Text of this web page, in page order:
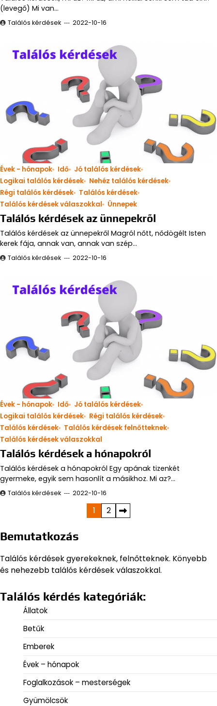
(levegő) Mi van…
Találós kérdések 2022-10-16
Évek - hónapok Idő
Jó találós kérdések
Logikai találós kérdések
Nehéz találós kérdések
Régi találós kérdések
Találós kérdések
Találós kérdések válaszokkal
Ünnepek
Találós kérdések az ünnepekről
Találós kérdések az ünnepekről Magról nőtt, nődögélt Isten
kerek fája, annak van, annak van szép…
Találós kérdések 2022-10-16
Évek - hónapok Idő
Jó találós kérdések
Logikai találós kérdések
Régi találós kérdések
Találós kérdések
Találós kérdések felnőtteknek
Találós kérdések válaszokkal
Találós kérdések a hónapokról
Találós kérdések a hónapokról Egy apának tizenkét
gyermeke, egyik sem hasonlít a másikhoz. Mi az?…
Találós kérdések 2022-10-16
lapozása
1 2
Bemutatkozás
Találós kérdések gyerekeknek, felnőtteknek. Könyebb
és nehezebb találós kérdések válaszokkal.
Találós kérdés kategóriák:
Állatok
Betűk
Emberek
Évek – hónapok
Foglalkozások – mesterségek
Gyümölcsök